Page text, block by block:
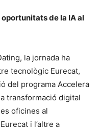
de la IA al
la jornada ha
tecnològic Eurecat,
del programa Accelera
transformació digital
oficines al
i l’altre a